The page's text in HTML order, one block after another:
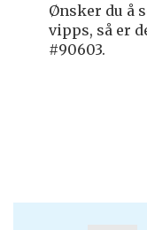
Ønsker du å
vipps, så er
#90603.